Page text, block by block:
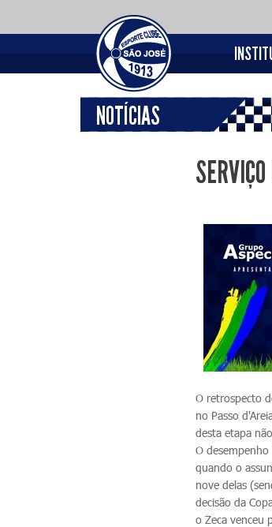
NOTÍCIAS
O retrospecto
no Passo
desta etapa
O
quando o
nove delas
decisão da
o Zeca venceu